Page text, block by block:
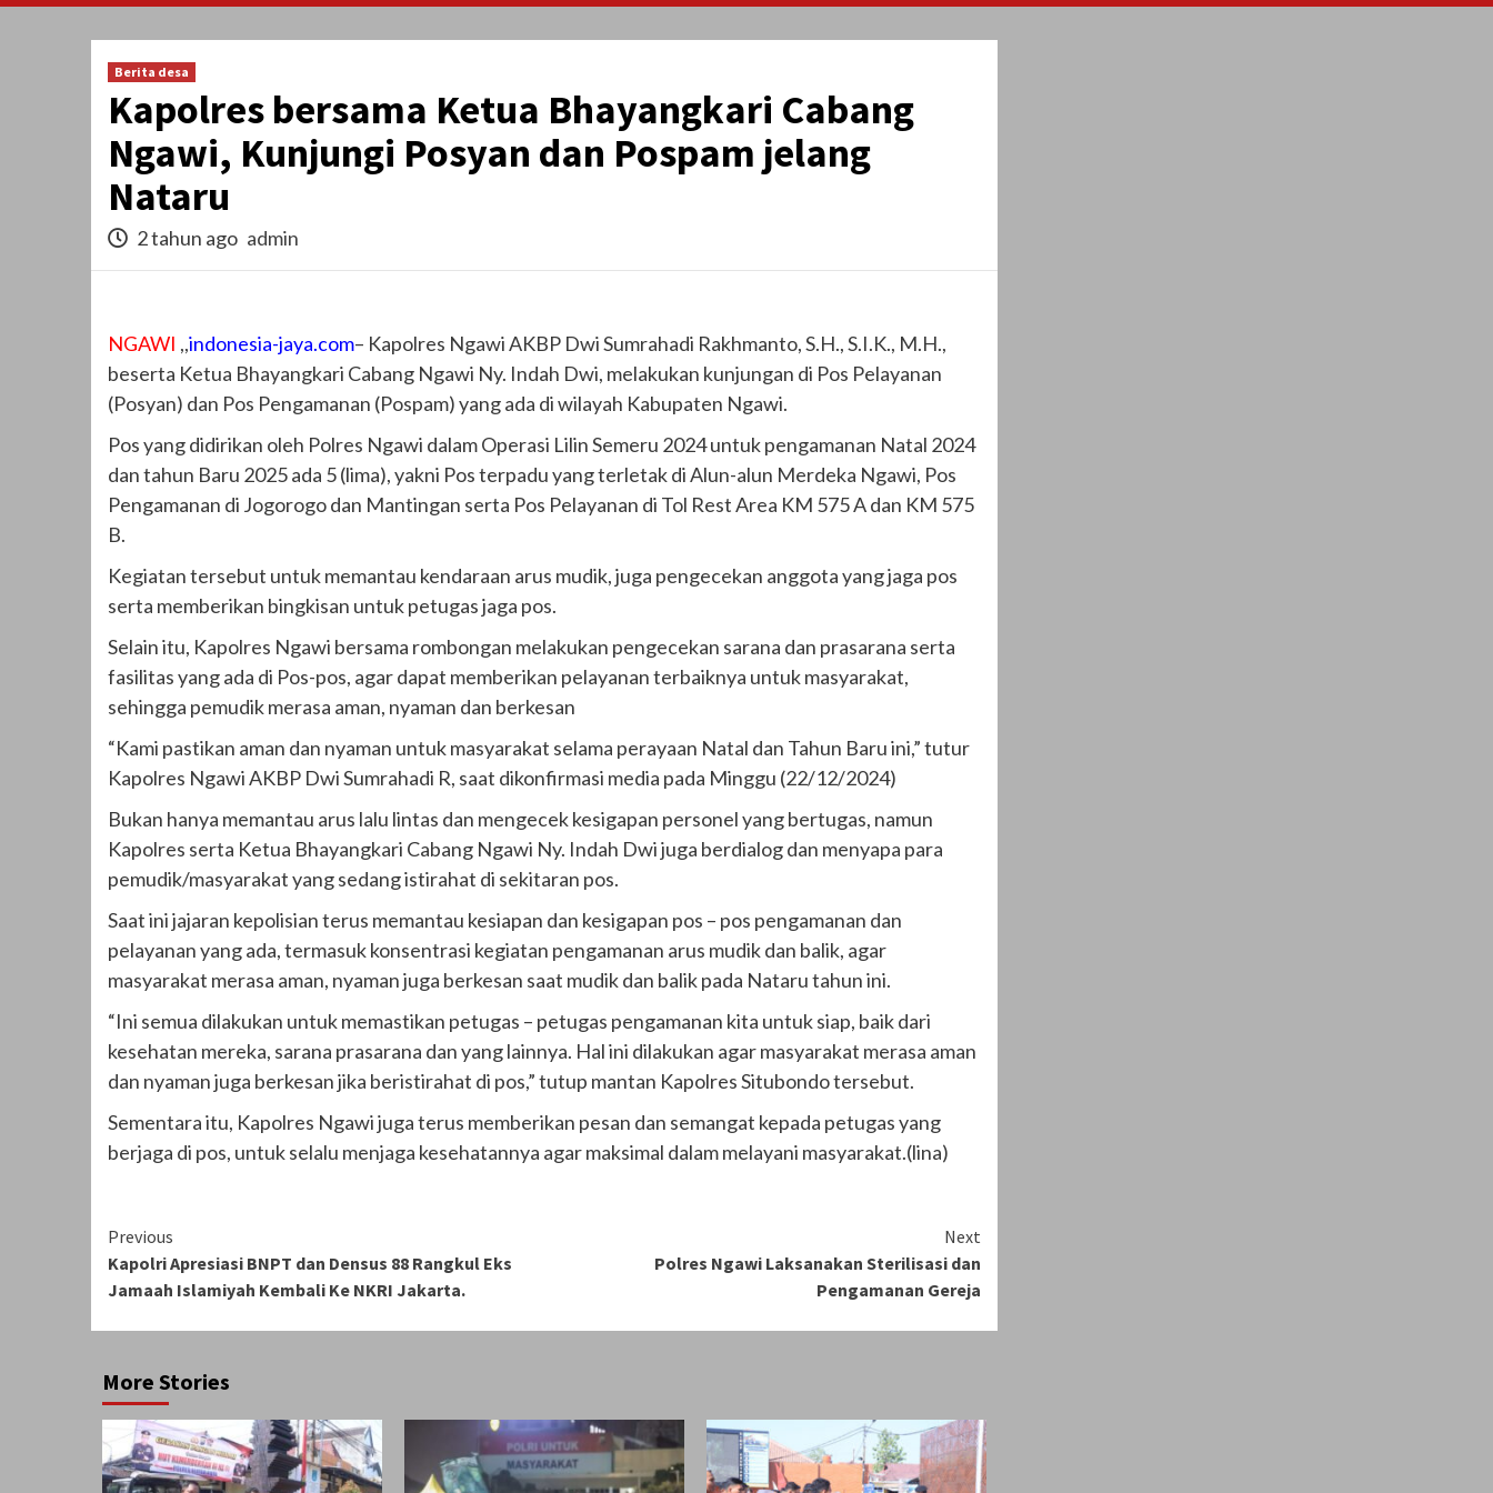
Berita desa
Kapolres bersama Ketua Bhayangkari Cabang
Ngawi, Kunjungi Posyan dan Pospam jelang
Nataru
2 tahun ago admin
NGAWI ,,indonesia-jaya.com– Kapolres Ngawi AKBP Dwi Sumrahadi Rakhmanto, S.H., S.I.K., M.H.,
beserta Ketua Bhayangkari Cabang Ngawi Ny. Indah Dwi, melakukan kunjungan di Pos Pelayanan
(Posyan) dan Pos Pengamanan (Pospam) yang ada di wilayah Kabupaten Ngawi.
Pos yang didirikan oleh Polres Ngawi dalam Operasi Lilin Semeru 2024 untuk pengamanan Natal 2024
dan tahun Baru 2025 ada 5 (lima), yakni Pos terpadu yang terletak di Alun-alun Merdeka Ngawi, Pos
Pengamanan di Jogorogo dan Mantingan serta Pos Pelayanan di Tol Rest Area KM 575 A dan KM 575
B.
Kegiatan tersebut untuk memantau kendaraan arus mudik, juga pengecekan anggota yang jaga pos
serta memberikan bingkisan untuk petugas jaga pos.
Selain itu, Kapolres Ngawi bersama rombongan melakukan pengecekan sarana dan prasarana serta
fasilitas yang ada di Pos-pos, agar dapat memberikan pelayanan terbaiknya untuk masyarakat,
sehingga pemudik merasa aman, nyaman dan berkesan
“Kami pastikan aman dan nyaman untuk masyarakat selama perayaan Natal dan Tahun Baru ini,” tutur
Kapolres Ngawi AKBP Dwi Sumrahadi R, saat dikonfirmasi media pada Minggu (22/12/2024)
Bukan hanya memantau arus lalu lintas dan mengecek kesigapan personel yang bertugas, namun
Kapolres serta Ketua Bhayangkari Cabang Ngawi Ny. Indah Dwi juga berdialog dan menyapa para
pemudik/masyarakat yang sedang istirahat di sekitaran pos.
Saat ini jajaran kepolisian terus memantau kesiapan dan kesigapan pos – pos pengamanan dan
pelayanan yang ada, termasuk konsentrasi kegiatan pengamanan arus mudik dan balik, agar
masyarakat merasa aman, nyaman juga berkesan saat mudik dan balik pada Nataru tahun ini.
“Ini semua dilakukan untuk memastikan petugas – petugas pengamanan kita untuk siap, baik dari
kesehatan mereka, sarana prasarana dan yang lainnya. Hal ini dilakukan agar masyarakat merasa aman
dan nyaman juga berkesan jika beristirahat di pos,” tutup mantan Kapolres Situbondo tersebut.
Sementara itu, Kapolres Ngawi juga terus memberikan pesan dan semangat kepada petugas yang
berjaga di pos, untuk selalu menjaga kesehatannya agar maksimal dalam melayani masyarakat.(lina)
Continue
Reading
Previous
Kapolri Apresiasi BNPT dan Densus 88 Rangkul Eks
Jamaah Islamiyah Kembali Ke NKRI Jakarta.
Next
Polres Ngawi Laksanakan Sterilisasi dan
Pengamanan Gereja
More Stories